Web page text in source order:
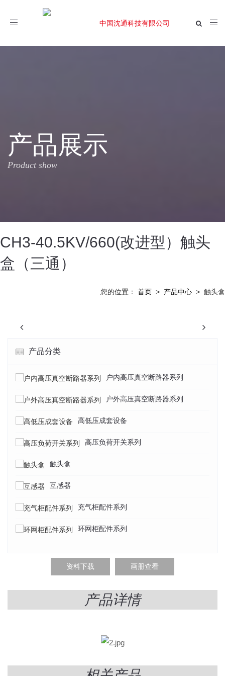
Toggle
产品展示
Product show
CH3-40.5KV/660(改进型）触头
盒（三通）
您的位置： 首页 > 产品中心 > 触头盒
产品分类
户内高压真空断路器系列
户外高压真空断路器系列
高低压成套设备
高压负荷开关系列
触头盒
互感器
充气柜配件系列
环网柜配件系列
资料下载 画册查看
产品详情